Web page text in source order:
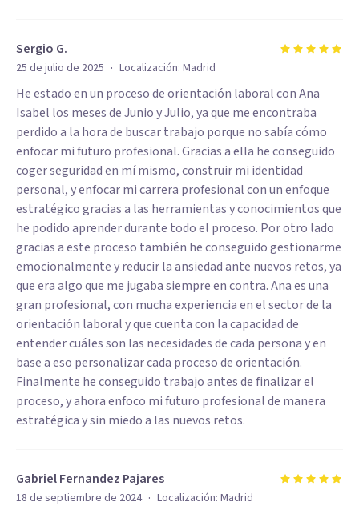
Sergio G.
25 de julio de 2025 · Localización: Madrid
He estado en un proceso de orientación laboral con Ana
Isabel los meses de Junio y Julio, ya que me encontraba
perdido a la hora de buscar trabajo porque no sabía cómo
enfocar mi futuro profesional. Gracias a ella he conseguido
coger seguridad en mí mismo, construir mi identidad
personal, y enfocar mi carrera profesional con un enfoque
estratégico gracias a las herramientas y conocimientos que
he podido aprender durante todo el proceso. Por otro lado
gracias a este proceso también he conseguido gestionarme
emocionalmente y reducir la ansiedad ante nuevos retos, ya
que era algo que me jugaba siempre en contra. Ana es una
gran profesional, con mucha experiencia en el sector de la
orientación laboral y que cuenta con la capacidad de
entender cuáles son las necesidades de cada persona y en
base a eso personalizar cada proceso de orientación.
Finalmente he conseguido trabajo antes de finalizar el
proceso, y ahora enfoco mi futuro profesional de manera
estratégica y sin miedo a las nuevos retos.
Gabriel Fernandez Pajares
18 de septiembre de 2024 · Localización: Madrid